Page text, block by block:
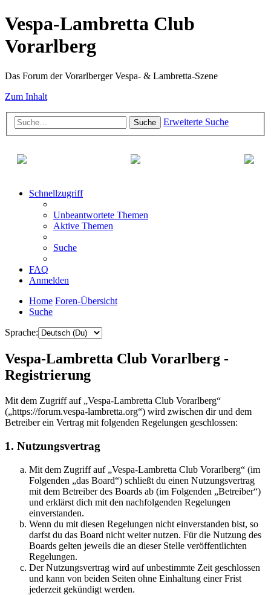
Vespa-Lambretta Club
Vorarlberg
Das Forum der Vorarlberger Vespa- & Lambretta-Szene
Zum Inhalt
Suche Erweiterte Suche
Schnellzugriff
Unbeantwortete Themen
Aktive Themen
Suche
FAQ
Anmelden
Home Foren-Übersicht
Suche
Sprache:
Vespa-Lambretta Club Vorarlberg -
Registrierung
Mit dem Zugriff auf „Vespa-Lambretta Club Vorarlberg“
(„https://forum.vespa-lambretta.org“) wird zwischen dir und dem
Betreiber ein Vertrag mit folgenden Regelungen geschlossen:
1. Nutzungsvertrag
Mit dem Zugriff auf „Vespa-Lambretta Club Vorarlberg“ (im
Folgenden „das Board“) schließt du einen Nutzungsvertrag
mit dem Betreiber des Boards ab (im Folgenden „Betreiber“)
und erklärst dich mit den nachfolgenden Regelungen
einverstanden.
Wenn du mit diesen Regelungen nicht einverstanden bist, so
darfst du das Board nicht weiter nutzen. Für die Nutzung des
Boards gelten jeweils die an dieser Stelle veröffentlichten
Regelungen.
Der Nutzungsvertrag wird auf unbestimmte Zeit geschlossen
und kann von beiden Seiten ohne Einhaltung einer Frist
jederzeit gekündigt werden.